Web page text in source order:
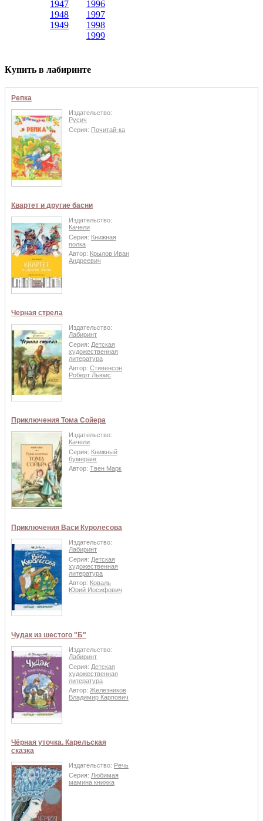
1947
1948
1949
1996
1997
1998
1999
Купить в лабиринте
Репка
Издательство:
Русич
Серия: Почитай-ка
Квартет и другие басни
Издательство:
Качели
Серия: Книжная
полка
Автор: Крылов Иван
Андреевич
Черная стрела
Издательство:
Лабиринт
Серия: Детская
художественная
литература
Автор: Стивенсон
Роберт Льюис
Приключения Тома Сойера
Издательство:
Качели
Серия: Книжный
бумеранг
Автор: Твен Марк
Приключения Васи Куролесова
Издательство:
Лабиринт
Серия: Детская
художественная
литература
Автор: Коваль
Юрий Иосифович
Чудак из шестого "Б"
Издательство:
Лабиринт
Серия: Детская
художественная
литература
Автор: Железников
Владимир Карпович
Чёрная уточка. Карельская
сказка
Издательство: Речь
Серия: Любимая
мамина книжка